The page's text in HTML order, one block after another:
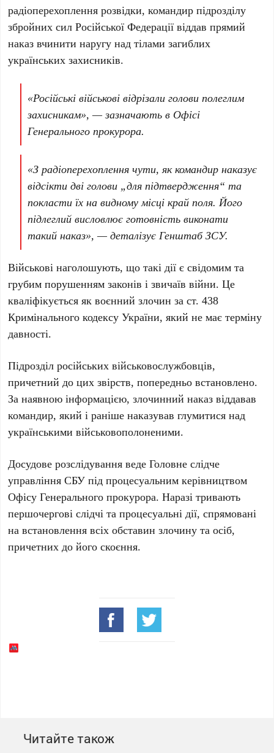
радіоперехоплення розвідки, командир підрозділу
збройних сил Російської Федерації віддав прямий
наказвчинити наругу над тілами загиблих
українських захисників.
«Російські військові відрізали голови полеглим
захисникам», — зазначають в Офісі
Генерального прокурора.
«З радіоперехоплення чути, як командир наказує
відсікти дві голови „для підтвердження“ та
покласти їх на видному місці край поля. Його
підлеглий висловлює готовність виконати
такий наказ», — деталізує Генштаб ЗСУ.
Військові наголошують, що такі дії є свідомим та
грубим порушенням законів і звичаїв війни. Це
кваліфікується як воєнний злочин заст. 438
Кримінального кодексу України, який не має терміну
давності.
Підрозділ російських військовослужбовців,
причетний до цих звірств, попередньо встановлено.
За наявною інформацією, злочинний наказ віддавав
командир, який і раніше наказував глумитися над
українськими військовополоненими.
Досудове розслідування ведеГоловне слідче
управління СБУ під процесуальним керівництвом
Офісу Генерального прокурора. Наразі тривають
першочергові слідчі та процесуальні дії, спрямовані
на встановлення всіх обставин злочину та осіб,
причетних до його скоєння.
Читайте також